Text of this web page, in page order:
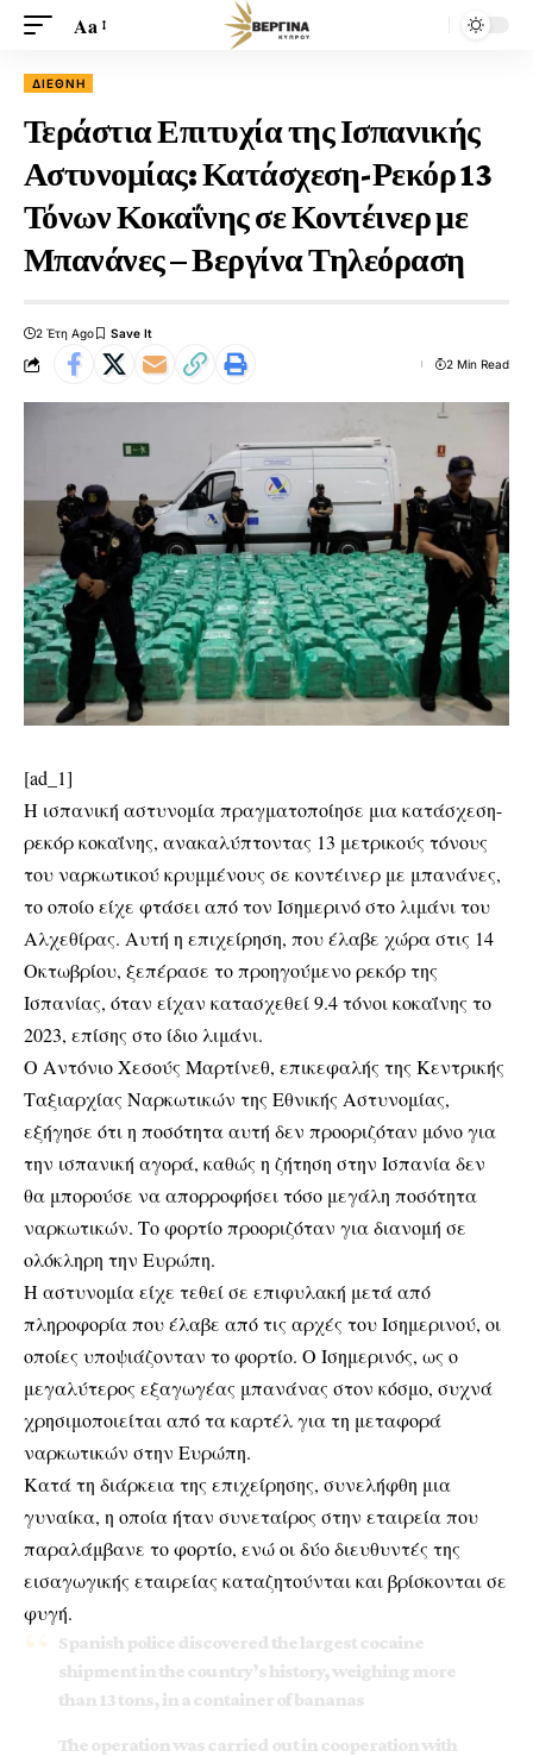
Aa
ΔΙΕΘΝΉ
Τεράστια Επιτυχία της Ισπανικής
Αστυνομίας: Κατάσχεση-Ρεκόρ 13
Τόνων Κοκαΐνης σε Κοντέινερ με
Μπανάνες – Βεργίνα Τηλεόραση
2 Έτη Ago
2 Min Read
[ad_1]
Η ισπανική αστυνομία πραγματοποίησε μια κατάσχεση-
ρεκόρ κοκαΐνης, ανακαλύπτοντας 13 μετρικούς τόνους
του ναρκωτικού κρυμμένους σε κοντέινερ με μπανάνες,
το οποίο είχε φτάσει από τον Ισημερινό στο λιμάνι του
Αλχεθίρας. Αυτή η επιχείρηση, που έλαβε χώρα στις 14
Οκτωβρίου, ξεπέρασε το προηγούμενο ρεκόρ της
Ισπανίας, όταν είχαν κατασχεθεί 9.4 τόνοι κοκαΐνης το
2023, επίσης στο ίδιο λιμάνι.
Ο Αντόνιο Χεσούς Μαρτίνεθ, επικεφαλής της Κεντρικής
Ταξιαρχίας Ναρκωτικών της Εθνικής Αστυνομίας,
εξήγησε ότι η ποσότητα αυτή δεν προοριζόταν μόνο για
την ισπανική αγορά, καθώς η ζήτηση στην Ισπανία δεν
θα μπορούσε να απορροφήσει τόσο μεγάλη ποσότητα
ναρκωτικών. Το φορτίο προοριζόταν για διανομή σε
ολόκληρη την Ευρώπη.
Η αστυνομία είχε τεθεί σε επιφυλακή μετά από
πληροφορία που έλαβε από τις αρχές του Ισημερινού, οι
οποίες υποψιάζονταν το φορτίο. Ο Ισημερινός, ως ο
μεγαλύτερος εξαγωγέας μπανάνας στον κόσμο, συχνά
χρησιμοποιείται από τα καρτέλ για τη μεταφορά
ναρκωτικών στην Ευρώπη.
Κατά τη διάρκεια της επιχείρησης, συνελήφθη μια
γυναίκα, η οποία ήταν συνεταίρος στην εταιρεία που
παραλάμβανε το φορτίο, ενώ οι δύο διευθυντές της
εισαγωγικής εταιρείας καταζητούνται και βρίσκονται σε
φυγή.
Spanish police discovered the largest cocaine
shipment in the country’s history, weighing more
than 13 tons, in a container of bananas
The operation was carried out in cooperation with